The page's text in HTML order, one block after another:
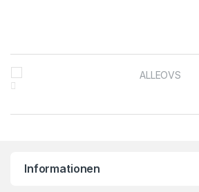
Brands Carousel
Informationen